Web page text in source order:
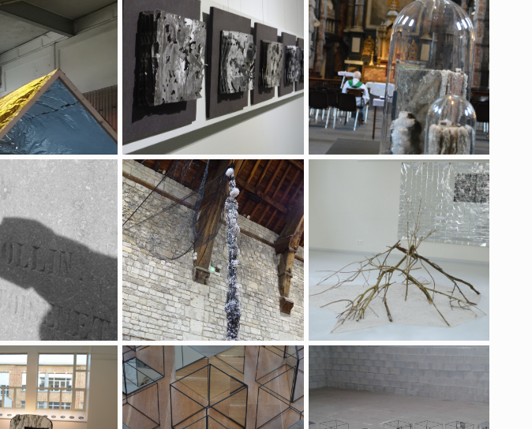
Du vent La guerre, un jeu d'enfants Le sel de la terre
(Au) Nom du père Greniers à sel - Honfleur Workshop "carrière d'Yvoir"